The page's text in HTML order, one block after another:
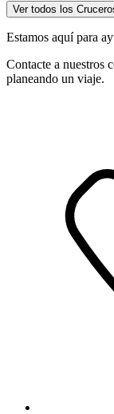
Ver todos los
Estamos aquí para
Contacte a nuestros
planeando un viaje.